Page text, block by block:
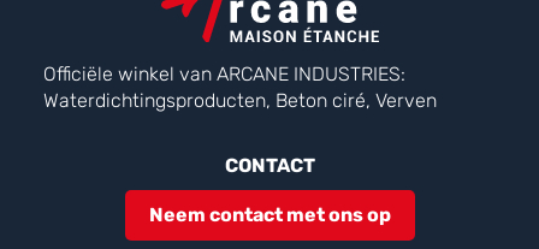
Officiële winkel van ARCANE INDUSTRIES:
Waterdichtingsproducten, Beton ciré, Verven
CONTACT
Neem contact met ons op